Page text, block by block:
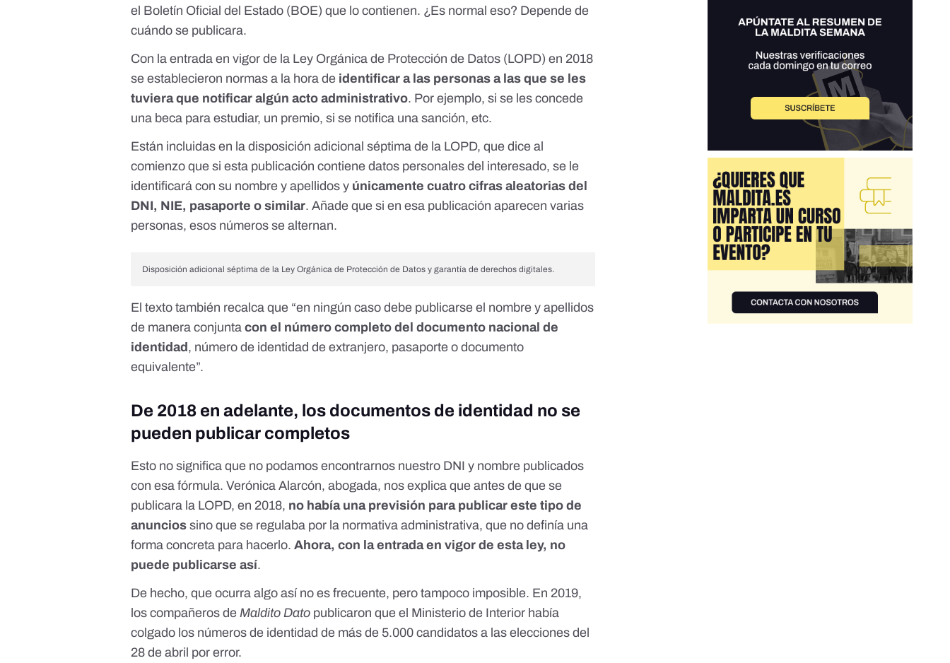
el Boletín Oficial del Estado (BOE) que lo contienen. ¿Es normal eso? Depende de
cuándo se publicara.
Con la entrada en vigor de la Ley Orgánica de Protección de Datos (LOPD) en 2018
se establecieron normas a la hora de identificar a las personas a las que se les
tuviera que notificar algún acto administrativo. Por ejemplo, si se les concede
una beca para estudiar, un premio, si se notifica una sanción, etc.
Están incluidas en la disposición adicional séptima de la LOPD, que dice al
comienzo que si esta publicación contiene datos personales del interesado, se le
identificará con su nombre y apellidos y únicamente cuatro cifras aleatorias del
DNI, NIE, pasaporte o similar. Añade que si en esa publicación aparecen varias
personas, esos números se alternan.
Disposición adicional séptima de la Ley Orgánica de Protección de Datos y garantía de derechos digitales.
El texto también recalca que “en ningún caso debe publicarse el nombre y apellidos
de manera conjuntacon el número completo del documento nacional de
identidad , número de identidad de extranjero, pasaporte o documento
equivalente”.
De 2018 en adelante, los documentos de identidad no se
pueden publicar completos
Esto no significa que no podamos encontrarnos nuestro DNI y nombre publicados
con esa fórmula. Verónica Alarcón, abogada, nos explica que antes de que se
publicara la LOPD, en 2018, no había una previsión para publicar este tipo de
anuncios sino que se regulaba por la normativa administrativa, que no definía una
forma concreta para hacerlo.Ahora, con la entrada en vigor de esta ley, no
puede publicarse así.
De hecho, que ocurra algo así no es frecuente, pero tampoco imposible. En 2019,
los compañeros deMaldito Dato publicaron que el Ministerio de Interior había
colgado los números de identidad de más de 5.000 candidatos a las elecciones del
28 de abril por error.